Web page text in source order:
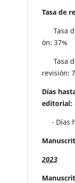
Tasa de
Tasa
´on: 37%
Tasa
revisión:
Días
editorial:
- Días
2023